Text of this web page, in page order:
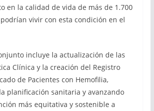
en la calidad de vida de más de 1.700
vivir con esta condición en el
incluye la actualización de las
Clínica y la creación del Registro
de Pacientes con Hemofilia,
planificación sanitaria y avanzando
más equitativa y sostenible a